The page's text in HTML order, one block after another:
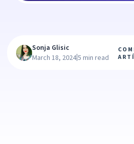
Sonja Glisic
March 18, 2024|5 min read